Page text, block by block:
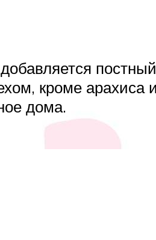
кроме
дома.